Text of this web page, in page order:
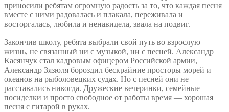
приносили ребятам огромную радость за то, что каждая песня
вместе с ними радовалась и плакала, переживала и
восторгалась, любила и ненавидела, звала на подвиг.
Закончив школу, ребята выбрали свой путь во взрослую
жизнь, не связанный ни с музыкой, ни с песней. Александр
Касянчук стал кадровым офицером Российской армии,
Александр Зязюля бороздил бескрайние просторы морей и
океанов на рыболовецких судах. Но с песней они не
расставались никогда. Дружеские вечеринки, семейные
посиделки и просто свободное от работы время — хорошая
песня с гитарой в руках.